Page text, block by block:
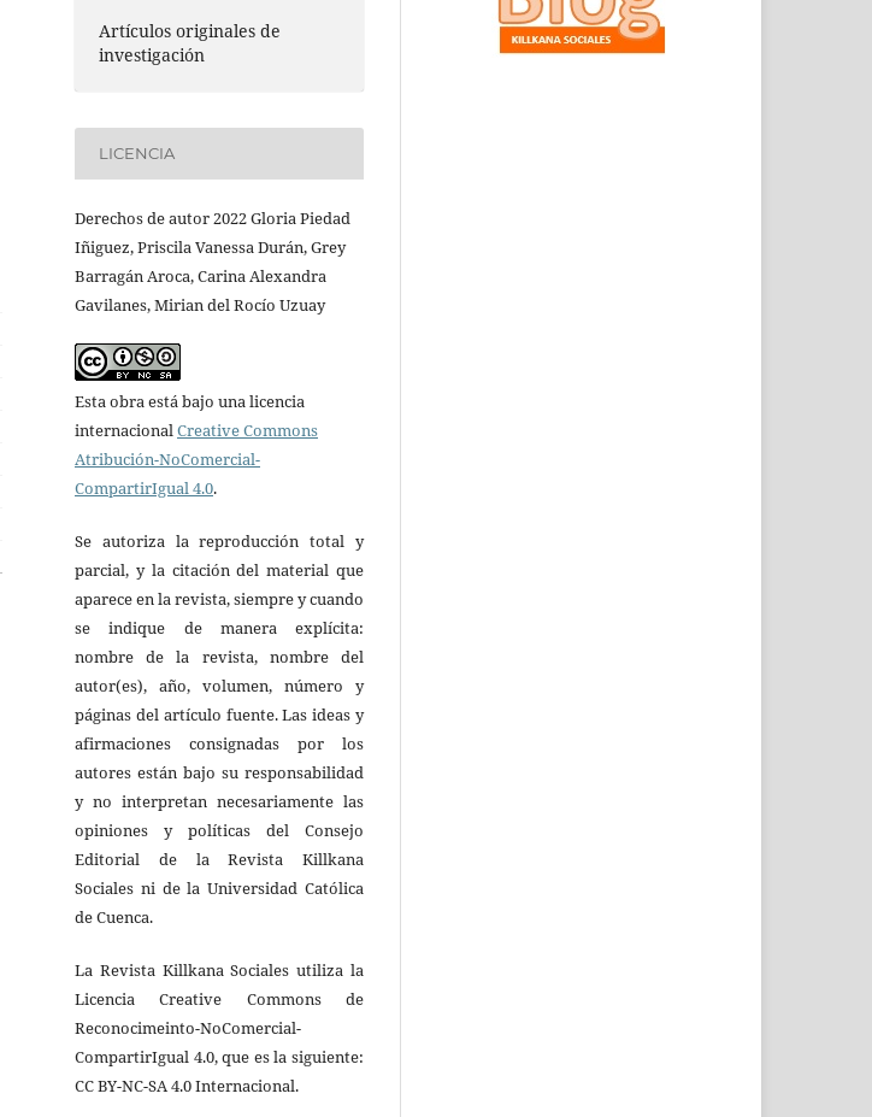
Artículos originales de
investigación
LICENCIA
Derechos de autor 2022 Gloria Piedad
Iñiguez, Priscila Vanessa Durán, Grey
Barragán Aroca, Carina Alexandra
Gavilanes, Mirian del Rocío Uzuay
Esta obra está bajo una licencia
internacional Creative Commons
Atribución-NoComercial-
CompartirIgual 4.0.
Se autoriza la reproducción total y
parcial, y la citación del material que
aparece en la revista, siempre y cuando
se indique de manera explícita:
nombre de la revista, nombre del
autor(es), año, volumen, número y
páginas del artículo fuente. Las ideas y
afirmaciones consignadas por los
autores están bajo su responsabilidad
y no interpretan necesariamente las
opiniones y políticas del Consejo
Editorial de la Revista Killkana
Sociales ni de la Universidad Católica
de Cuenca.
La Revista Killkana Sociales utiliza la
Licencia Creative Commons de
Reconocimeinto-NoComercial-
CompartirIgual 4.0, que es la siguiente:
CC BY-NC-SA 4.0 Internacional.